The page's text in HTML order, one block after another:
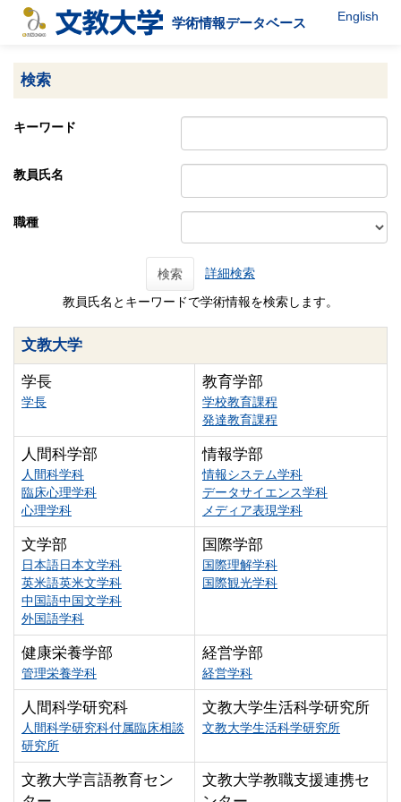
学術情報データベース English
検索
キーワード
教員氏名
職種
検索 詳細検索
教員氏名とキーワードで学術情報を検索します。
文教大学
学長
学長
教育学部
学校教育課程
発達教育課程
人間科学部
人間科学科
臨床心理学科
心理学科
情報学部
情報システム学科
データサイエンス学科
メディア表現学科
文学部
日本語日本文学科
英米語英米文学科
中国語中国文学科
外国語学科
国際学部
国際理解学科
国際観光学科
健康栄養学部
管理栄養学科
経営学部
経営学科
人間科学研究科
人間科学研究科付属臨床相談
研究所
文教大学生活科学研究所
文教大学生活科学研究所
文教大学言語教育セン
文教大学教職支援連携セ